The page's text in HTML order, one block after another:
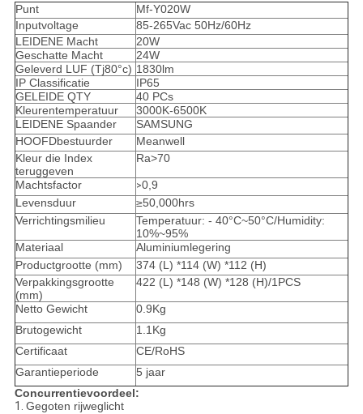
Punt
Mf-Y020W
Inputvoltage
85-265Vac 50Hz/60Hz
LEIDENE Macht
20W
Geschatte Macht
24W
Geleverd LUF (Tj80°c) 1830lm
IP Classificatie
IP65
GELEIDE QTY
40 PCs
Kleurentemperatuur
3000K-6500K
LEIDENE Spaander
SAMSUNG
HOOFDbestuurder
Meanwell
Kleur die Index
teruggeven
Ra>70
Machtsfactor >0,9
Levensduur
≥50,000hrs
Verrichtingsmilieu
Temperatuur: - 40°C~50°C/Humidity:
10%~95%
Materiaal
Aluminiumlegering
Productgrootte (mm)
374 (L) *114 (W) *112 (H)
Verpakkingsgrootte
(mm)
422 (L) *148 (W) *128 (H)/1PCS
Netto Gewicht
0.9Kg
Brutogewicht
1.1Kg
Certificaat
CE/RoHS
Garantieperiode
5 jaar
Concurrentievoordeel:
1. Gegoten rijweglicht